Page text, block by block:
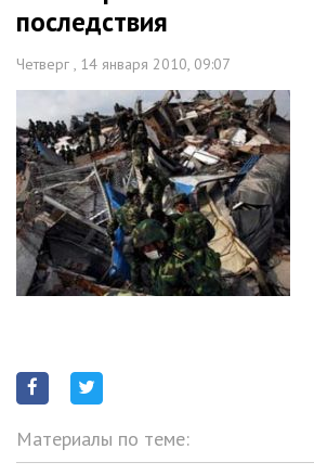
последствия
Четверг , 14 января 2010, 09:07
Материалы по теме: